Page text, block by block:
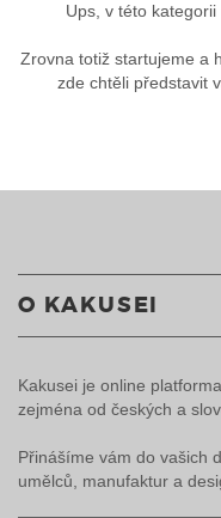
Ups, v této
Zrovna totiž startujeme a
zde chtěli představit
O KAKUSEI
Kakusei je online
zejména od českých a
Přinášíme vám do vašich
umělců, manufaktur a